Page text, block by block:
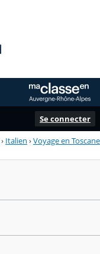
Se connecter
› Italien ›Voyage en Toscane